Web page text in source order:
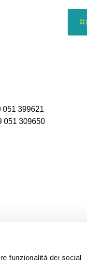
funzionalità dei social
051 399621
051 309650